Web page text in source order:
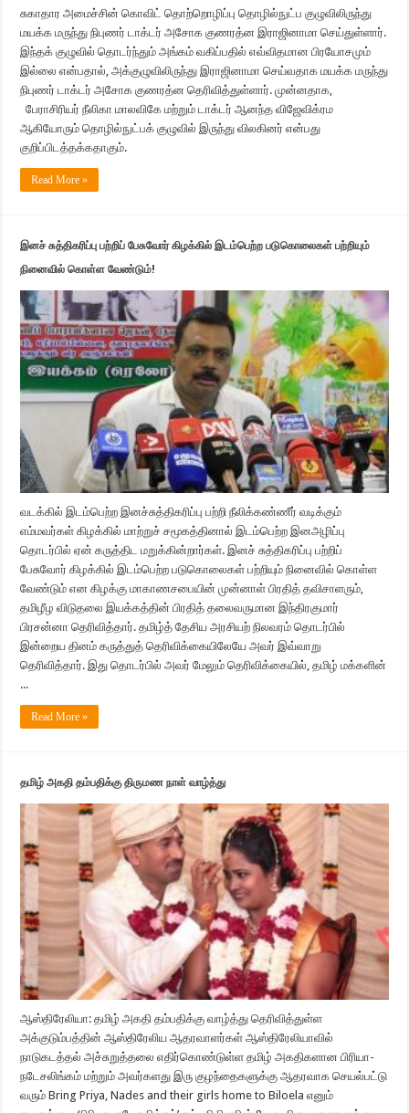
சுகாதார அமைச்சின் கொவிட் தொற்றொழிப்பு தொழில்நுட்ப குழுவிலிருந்து
மயக்க மருந்து நிபுணர் டாக்டர் அசோக குணரத்ன இராஜினாமா செய்துள்ளார்.
இந்தக் குழுவில் தொடர்ந்தும் அங்கம் வகிப்பதில் எவ்விதமான பிரயோசமும்
இல்லை என்பதால், அக்குழுவிலிருந்து இராஜினாமா செய்வதாக மயக்க மருந்து
நிபுணர் டாக்டர் அசோக குணரத்ன தெரிவித்துள்ளார். முன்னதாக,
பேராசிரியர் நீலிகா மாலவிகே மற்றும் டாக்டர் ஆனந்த விஜேவிக்ரம
ஆகியோரும் தொழில்நுட்பக் குழுவில் இருந்து விலகினர் என்பது
குறிப்பிடத்தக்கதாகும்.
Read More »
இனச் சுத்திகரிப்பு பற்றிப் பேசுவோர் கிழக்கில் இடம்பெற்ற படுகொலைகள் பற்றியும்
நினைவில் கொள்ள வேண்டும்!
வடக்கில் இடம்பெற்ற இனச்சுத்திகரிப்பு பற்றி நீலிக்கண்ணீர் வடிக்கும்
எம்மவர்கள் கிழக்கில் மாற்றுச் சமூகத்தினால் இடம்பெற்ற இனஅழிப்பு
தொடர்பில் ஏன் கருத்திட மறுக்கின்றார்கள். இனச் சுத்திகரிப்பு பற்றிப்
பேசுவோர் கிழக்கில் இடம்பெற்ற படுகொலைகள் பற்றியும் நினைவில் கொள்ள
வேண்டும் என கிழக்கு மாகாணசபையின் முன்னாள் பிரதித் தவிசாளரும்,
தமிழீழ விடுதலை இயக்கத்தின் பிரதித் தலைவருமான இந்திரகுமார்
பிரசன்னா தெரிவித்தார். தமிழ்த் தேசிய அரசியற் நிலவரம் தொடர்பில்
இன்றைய தினம் கருத்துத் தெரிவிக்கையிலேயே அவர் இவ்வாறு
தெரிவித்தார். இது தொடர்பில் அவர் மேலும் தெரிவிக்கையில், தமிழ் மக்களின்
...
Read More »
தமிழ் அகதி தம்பதிக்கு திருமண நாள் வாழ்த்து
ஆஸ்திரேலியா: தமிழ் அகதி தம்பதிக்கு வாழ்த்து தெரிவித்துள்ள
அக்குடும்பத்தின் ஆஸ்திரேலிய ஆதரவாளர்கள் ஆஸ்திரேலியாவில்
நாடுகடத்தல் அச்சுறுத்தலை எதிர்கொண்டுள்ள தமிழ் அகதிகளான பிரியா-
நடேசலிங்கம் மற்றும் அவர்களது இரு குழந்தைகளுக்கு ஆதரவாக செயல்பட்டு
வரும் Bring Priya, Nades and their girls home to Biloela எனும்